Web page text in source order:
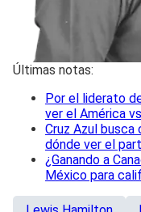
Últimas notas:
Por el liderato
ver el América
Cruz Azul busca
dónde ver el
¿Ganando a
México para